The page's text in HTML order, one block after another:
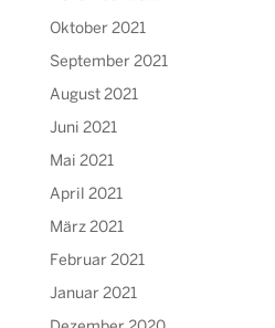
Oktober 2021
September 2021
August 2021
Juni 2021
Mai 2021
April 2021
März 2021
Februar 2021
Januar 2021